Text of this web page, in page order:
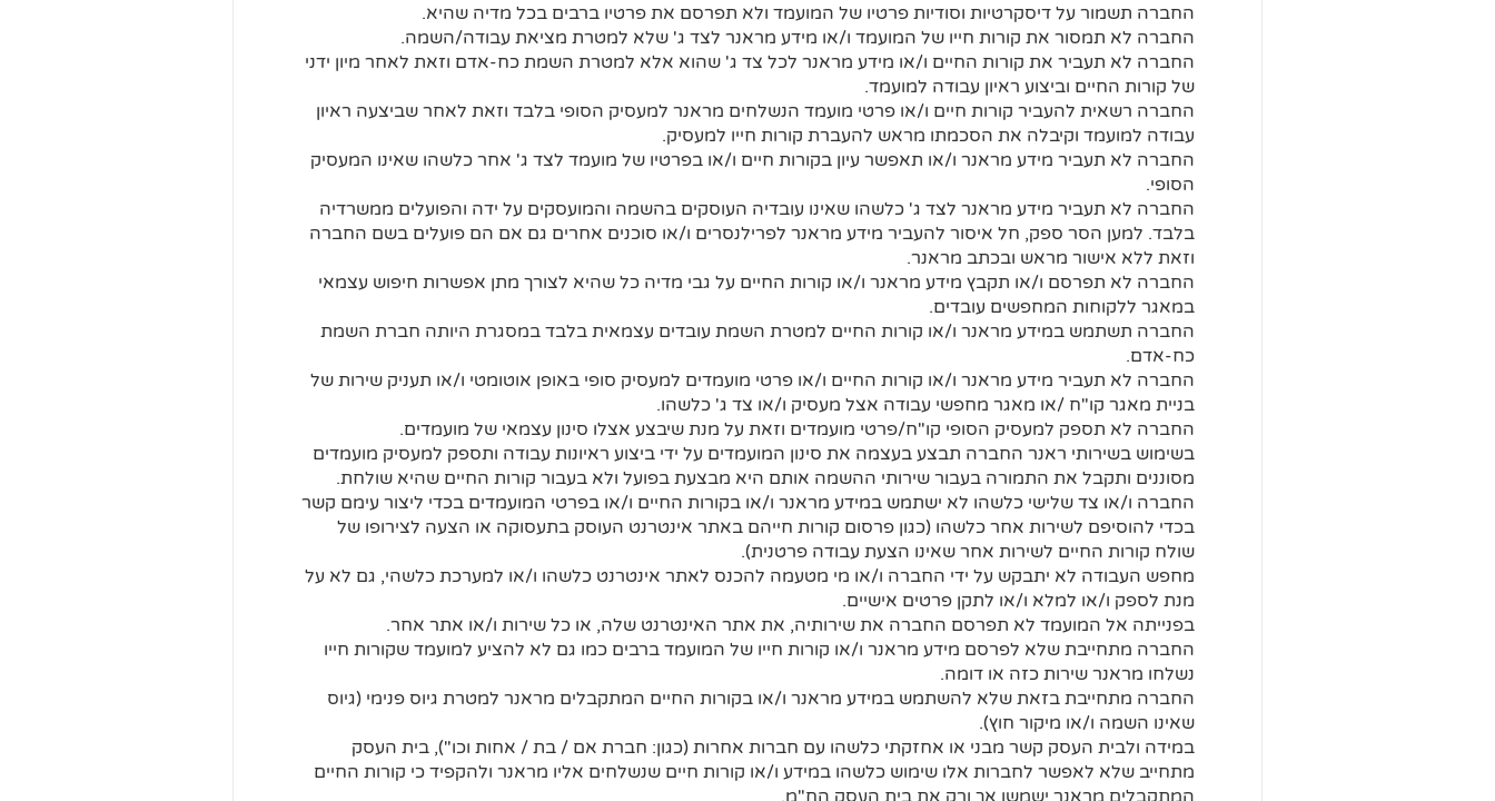
החברה תשמור על דיסקרטיות וסודיות פרטיו של המועמד ולא תפרסם את פרטיו ברבים בכל מדיה שהיא.
החברה לא תמסור את קורות חייו של המועמד ו/או מידע מראנר לצד ג' שלא למטרת מציאת עבודה/השמה.
החברה לא תעביר את קורות החיים ו/או מידע מראנר לכל צד ג' שהוא אלא למטרת השמת כח-אדם וזאת לאחר מיון ידני
של קורות החיים וביצוע ראיון עבודה למועמד.
החברה רשאית להעביר קורות חיים ו/או פרטי מועמד הנשלחים מראנר למעסיק הסופי בלבד וזאת לאחר שביצעה ראיון
עבודה למועמד וקיבלה את הסכמתו מראש להעברת קורות חייו למעסיק.
החברה לא תעביר מידע מראנר ו/או תאפשר עיון בקורות חיים ו/או בפרטיו של מועמד לצד ג' אחר כלשהו שאינו המעסיק
הסופי.
החברה לא תעביר מידע מראנר לצד ג' כלשהו שאינו עובדיה העוסקים בהשמה והמועסקים על ידה והפועלים ממשרדיה
בלבד. למען הסר ספק, חל איסור להעביר מידע מראנר לפרילנסרים ו/או סוכנים אחרים גם אם הם פועלים בשם החברה
וזאת ללא אישור מראש ובכתב מראנר.
החברה לא תפרסם ו/או תקבץ מידע מראנר ו/או קורות החיים על גבי מדיה כל שהיא לצורך מתן אפשרות חיפוש עצמאי
במאגר ללקוחות המחפשים עובדים.
החברה תשתמש במידע מראנר ו/או קורות החיים למטרת השמת עובדים עצמאית בלבד במסגרת היותה חברת השמת
כח-אדם.
החברה לא תעביר מידע מראנר ו/או קורות החיים ו/או פרטי מועמדים למעסיק סופי באופן אוטומטי ו/או תעניק שירות של
בניית מאגר קו"ח /או מאגר מחפשי עבודה אצל מעסיק ו/או צד ג' כלשהו.
החברה לא תספק למעסיק הסופי קו"ח/פרטי מועמדים וזאת על מנת שיבצע אצלו סינון עצמאי של מועמדים.
בשימוש בשירותי ראנר החברה תבצע בעצמה את סינון המועמדים על ידי ביצוע ראיונות עבודה ותספק למעסיק מועמדים
מסוננים ותקבל את התמורה בעבור שירותי ההשמה אותם היא מבצעת בפועל ולא בעבור קורות החיים שהיא שולחת.
החברה ו/או צד שלישי כלשהו לא ישתמש במידע מראנר ו/או בקורות החיים ו/או בפרטי המועמדים בכדי ליצור עימם קשר
בכדי להוסיפם לשירות אחר כלשהו (כגון פרסום קורות חייהם באתר אינטרנט העוסק בתעסוקה או הצעה לצירופו של
שולח קורות החיים לשירות אחר שאינו הצעת עבודה פרטנית).
מחפש העבודה לא יתבקש על ידי החברה ו/או מי מטעמה להכנס לאתר אינטרנט כלשהו ו/או למערכת כלשהי, גם לא על
מנת לספק ו/או למלא ו/או לתקן פרטים אישיים.
בפנייתה אל המועמד לא תפרסם החברה את שירותיה, את אתר האינטרנט שלה, או כל שירות ו/או אתר אחר.
החברה מתחייבת שלא לפרסם מידע מראנר ו/או קורות חייו של המועמד ברבים כמו גם לא להציע למועמד שקורות חייו
נשלחו מראנר שירות כזה או דומה.
החברה מתחייבת בזאת שלא להשתמש במידע מראנר ו/או בקורות החיים המתקבלים מראנר למטרת גיוס פנימי (גיוס
שאינו השמה ו/או מיקור חוץ).
במידה ולבית העסק קשר מבני או אחזקתי כלשהו עם חברות אחרות (כגון: חברת אם / בת / אחות וכו"), בית העסק
מתחייב שלא לאפשר לחברות אלו שימוש כלשהו במידע ו/או קורות חיים שנשלחים אליו מראנר ולהקפיד כי קורות החיים
המתקבלים מראנר ישמשו אך ורק את בית העסק הח"מ.